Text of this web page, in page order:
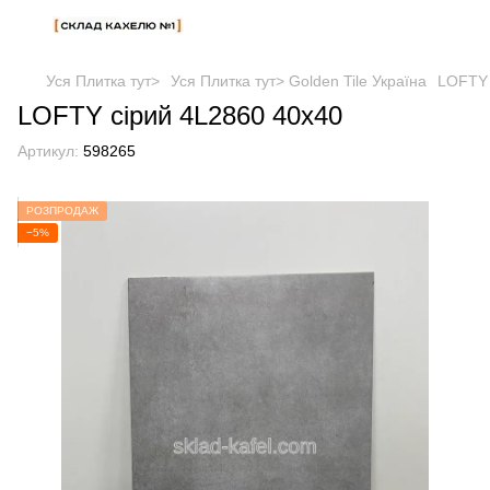
Уся Плитка тут> Уся Плитка тут> Golden Tile Україна
LOFTY сірий 4L2860 40x40
Артикул: 598265
РОЗПРОДАЖ
−5%